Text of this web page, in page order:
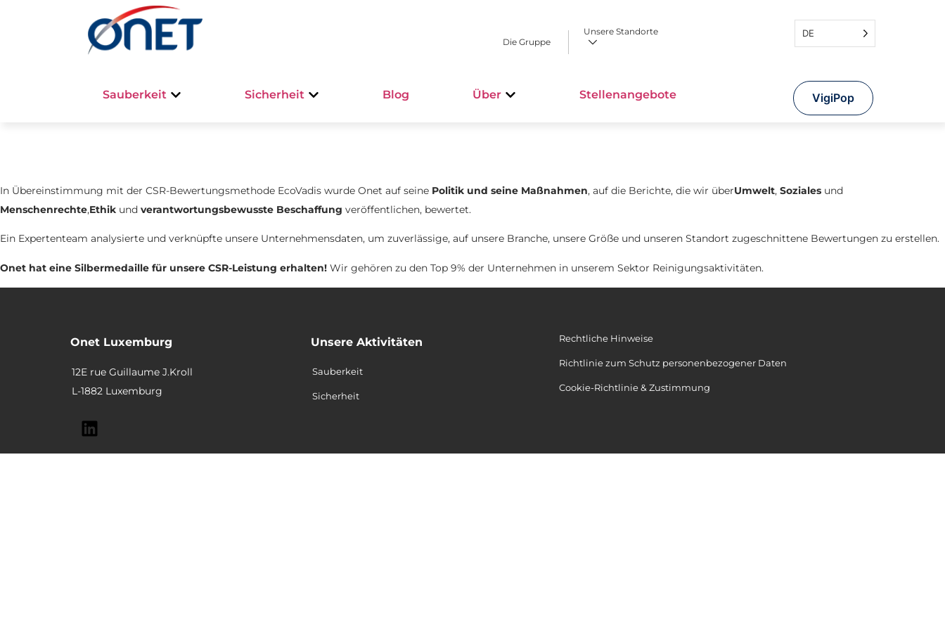
Die Gruppe
Unsere Standorte DE
Sauberkeit Sicherheit Blog Über Stellenangebote VigiPop
In Übereinstimmung mit der CSR-Bewertungsmethode EcoVadis wurde Onet auf seine Politik und seine Maßnahmen, auf die Berichte, die wir überUmwelt, Soziales und
Menschenrechte,Ethik und verantwortungsbewusste Beschaffung veröffentlichen, bewertet.
Ein Expertenteam analysierte und verknüpfte unsere Unternehmensdaten, um zuverlässige, auf unsere Branche, unsere Größe und unseren Standort zugeschnittene Bewertungen zu erstellen.
Onet hat eine Silbermedaille für unsere CSR-Leistung erhalten! Wir gehören zu den Top 9% der Unternehmen in unserem Sektor Reinigungsaktivitäten.
Onet Luxemburg
12E rue Guillaume J.Kroll
L-1882 Luxemburg
Unsere Aktivitäten
Sauberkeit
Sicherheit
Rechtliche Hinweise
Richtlinie zum Schutz personenbezogener Daten
Cookie-Richtlinie & Zustimmung